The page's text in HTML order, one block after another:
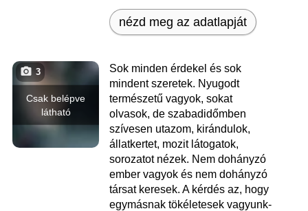
nézd meg az adatlapját
Csak belépve
látható
3
Sok minden érdekel és sok
mindent szeretek. Nyugodt
természetű vagyok, sokat
olvasok, de szabadidőmben
szívesen utazom, kirándulok,
állatkertet, mozit látogatok,
sorozatot nézek. Nem dohányzó
ember vagyok és nem dohányzó
társat keresek. A kérdés az, hogy
egymásnak tökéletesek vagyunk-